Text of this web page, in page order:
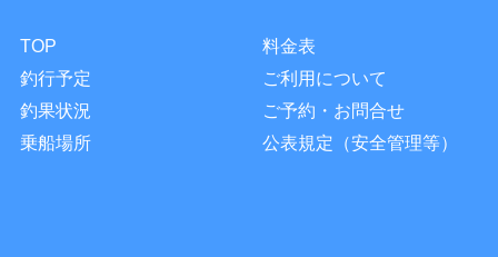
TOP
釣行予定
釣果状況
乗船場所
料金表
ご利用について
ご予約・お問合せ
公表規定（安全管理等）